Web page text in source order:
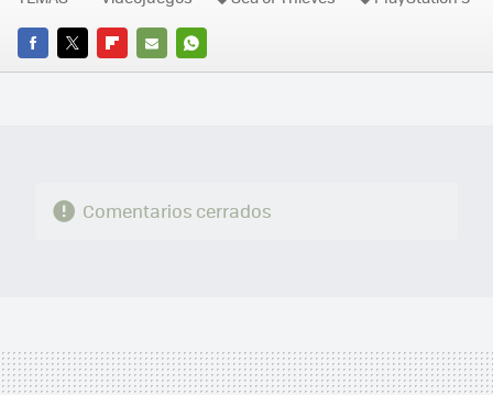
FACEBOOK
TWITTERFLIPBOARD
E-
WHATSAPP
Comentarios cerrados